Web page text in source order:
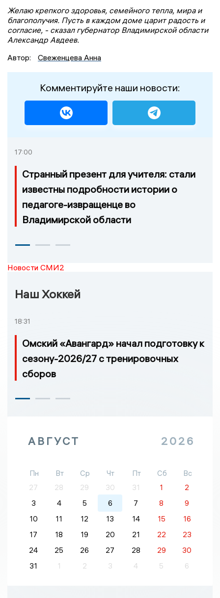
Желаю крепкого здоровья, семейного тепла, мира и
благополучия. Пусть в каждом доме царит радость и
согласие, - сказал губернатор Владимирской области
Александр Авдеев.
Автор:
Свеженцева Анна
Комментируйте наши новости:
17:00
Странный презент для учителя: стали
известны подробности истории о
педагоге-извращенце во
Владимирской области
Новости СМИ2
Наш Хоккей
18:31
Омский «Авангард» начал подготовку к
сезону-2026/27 с тренировочных
сборов
АВГУСТ 2026
Пн Вт Ср Чт Пт Сб
Вс
27
28 29 30 31 1
2
3
4 5 6 7 8
9
10
11 12 13 14 15
16
17
18 19 20 21 22
23
24
25 26 27 28 29
30
31
1 2 3 4 5 6